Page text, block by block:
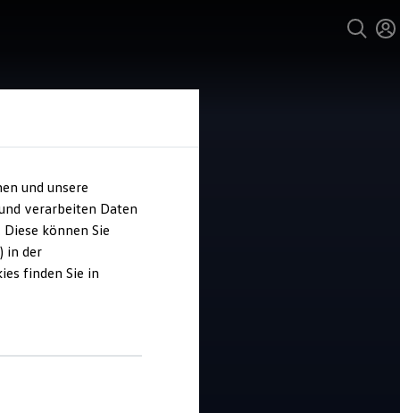
Coler
4.7| 40 Bewertungen
und unsere
verarbeiten Daten
können Sie
in der
finden Sie in